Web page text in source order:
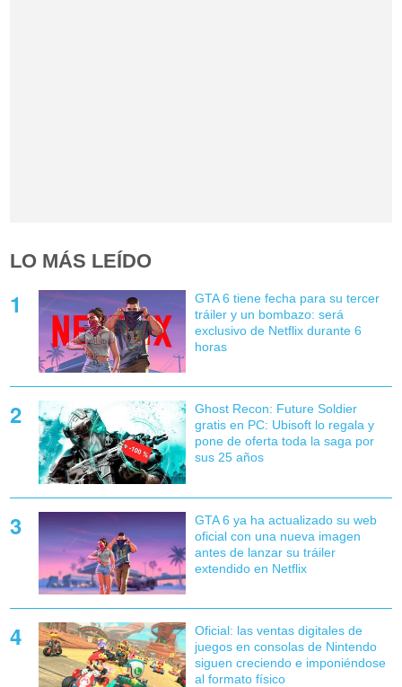
LO MÁS LEÍDO
GTA 6 tiene fecha para su tercer
tráiler y un bombazo: será
exclusivo de Netflix durante 6
horas
Ghost Recon: Future Soldier
gratis en PC: Ubisoft lo regala y
pone de oferta toda la saga por
sus 25 años
GTA 6 ya ha actualizado su web
oficial con una nueva imagen
antes de lanzar su tráiler
extendido en Netflix
Oficial: las ventas digitales de
juegos en consolas de Nintendo
siguen creciendo e imponiéndose
al formato físico